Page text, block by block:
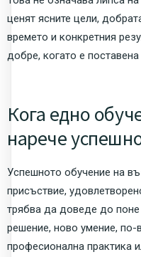
ценят ясните цели,
времето и конкретния
добре, когато е поставена
Кога едно
нарече
Успешното обучение на
присъствие,
трябва да доведе до
решение, ново умение, по-
професионална практика